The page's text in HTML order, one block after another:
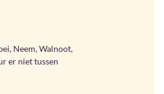
Neem, Walnoot,
er niet tussen